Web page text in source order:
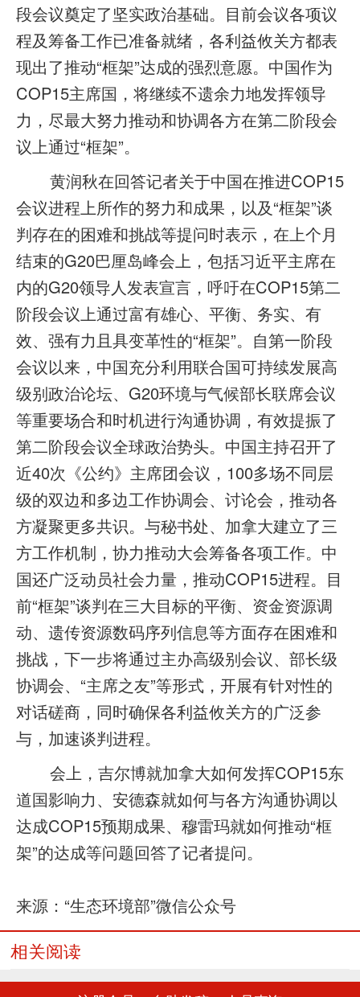
段会议奠定了坚实政治基础。目前会议各项议
程及筹备工作已准备就绪，各利益攸关方都表
现出了推动“框架”达成的强烈意愿。中国作为
COP15主席国，将继续不遗余力地发挥领导
力，尽最大努力推动和协调各方在第二阶段会
议上通过“框架”。
黄润秋在回答记者关于中国在推进COP15
会议进程上所作的努力和成果，以及“框架”谈
判存在的困难和挑战等提问时表示，在上个月
结束的G20巴厘岛峰会上，包括习近平主席在
内的G20领导人发表宣言，呼吁在COP15第二
阶段会议上通过富有雄心、平衡、务实、有
效、强有力且具变革性的“框架”。自第一阶段
会议以来，中国充分利用联合国可持续发展高
级别政治论坛、G20环境与气候部长联席会议
等重要场合和时机进行沟通协调，有效提振了
第二阶段会议全球政治势头。中国主持召开了
近40次《公约》主席团会议，100多场不同层
级的双边和多边工作协调会、讨论会，推动各
方凝聚更多共识。与秘书处、加拿大建立了三
方工作机制，协力推动大会筹备各项工作。中
国还广泛动员社会力量，推动COP15进程。目
前“框架”谈判在三大目标的平衡、资金资源调
动、遗传资源数码序列信息等方面存在困难和
挑战，下一步将通过主办高级别会议、部长级
协调会、“主席之友”等形式，开展有针对性的
对话磋商，同时确保各利益攸关方的广泛参
与，加速谈判进程。
会上，吉尔博就加拿大如何发挥COP15东
道国影响力、安德森就如何与各方沟通协调以
达成COP15预期成果、穆雷玛就如何推动“框
架”的达成等问题回答了记者提问。
来源：“生态环境部”微信公众号
相关阅读